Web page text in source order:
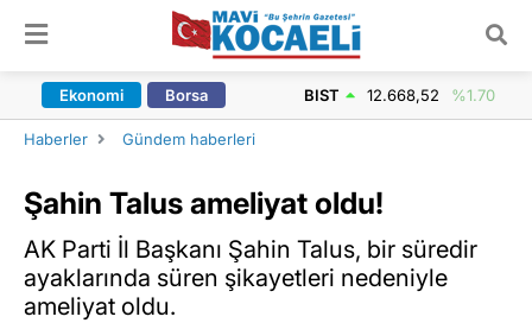
Ekonomi Borsa BIST 12.668,52 %1.70
Haberler Gündem haberleri
Şahin Talus ameliyat oldu!
AK Parti İl Başkanı Şahin Talus, bir süredir
ayaklarında süren şikayetleri nedeniyle
ameliyat oldu.